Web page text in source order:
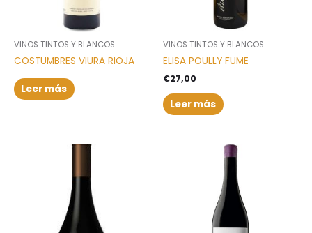
VINOS TINTOS Y BLANCOS
COSTUMBRES VIURA RIOJA
Leer más
VINOS TINTOS Y BLANCOS
ELISA POULLY FUME
€27,00
Leer más